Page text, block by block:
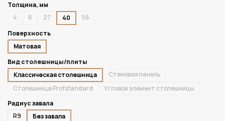
Толщина, мм
4
6 27 40
56
Поверхность
Матовая
Вид столешницы/плиты
Классическая столешница
Стеновая панель
Столешница Profstandard
Угловой элемент столешницы
Радиус завала
R9
Без завала